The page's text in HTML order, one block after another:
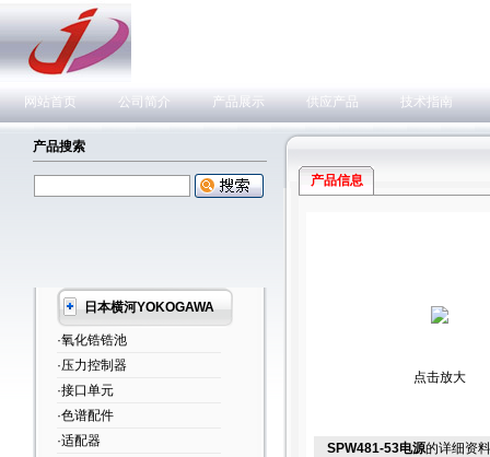
网站首页 公司简介 产品展示 供应产品 技术指南
产品搜索
日本横河YOKOGAWA
·氧化锆锆池
·压力控制器
·接口单元
·色谱配件
·适配器
产品信息
点击放大
SPW481-53电源的详细资